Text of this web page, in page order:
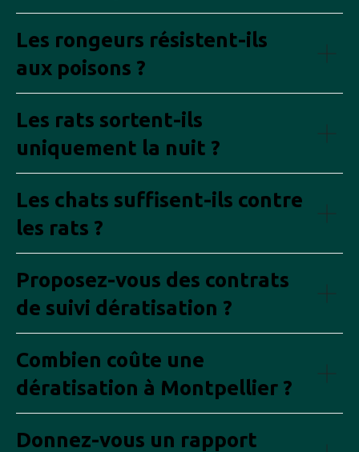
Les rongeurs résistent-ils
aux poisons ?
Les rats sortent-ils
uniquement la nuit ?
Les chats suffisent-ils contre
les rats ?
Proposez-vous des contrats
de suivi dératisation ?
Combien coûte une
dératisation à Montpellier ?
Donnez-vous un rapport